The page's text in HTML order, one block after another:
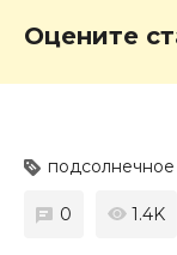
Оцените
0 1.4K